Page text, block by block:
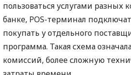
пользоваться услугами
банке, POS-терминал
покупать у отдельного
программа. Такая схема
комиссий, более сложную